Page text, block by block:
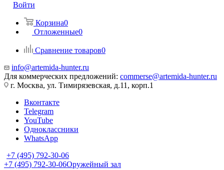
Войти
Корзина0
Отложенные0
Сравнение товаров0
info@artemida-hunter.ru
Для коммерческих предложений: commerse@artemida-hunter.ru
г. Москва, ул. Тимирязевская, д.11, корп.1
Вконтакте
Telegram
YouTube
Одноклассники
WhatsApp
+7 (495) 792-30-06
+7 (495) 792-30-06Оружейный зал